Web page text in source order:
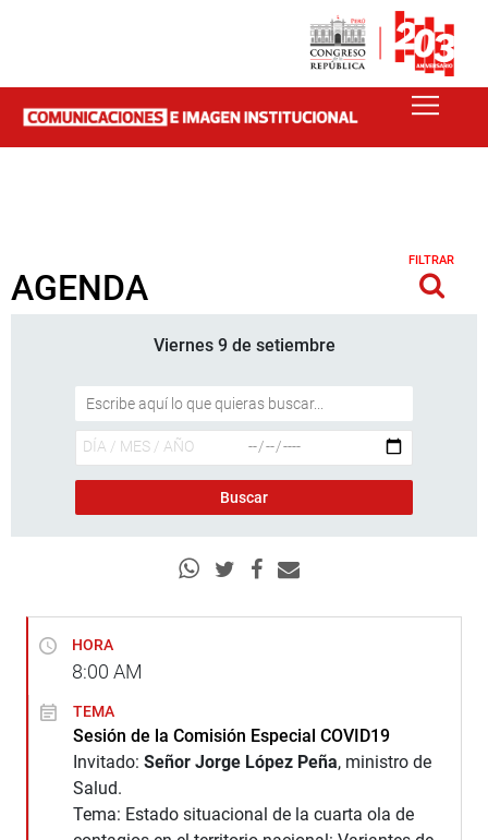
AGENDA
FILTRAR
Viernes 9 de setiembre
HORA
8:00 AM
TEMA
Sesión de la Comisión Especial COVID19
Invitado: Señor Jorge López Peña, ministro de
Salud.
Tema: Estado situacional de la cuarta ola de